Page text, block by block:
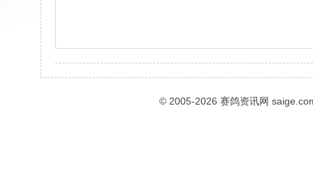
© 2005-2026 赛鸽资讯网